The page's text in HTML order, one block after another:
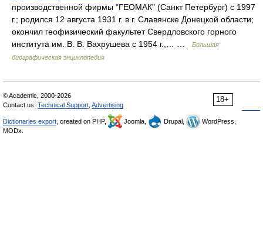
производственной фирмы "ГЕОМАК" (Санкт Петербург) с 1997
г.; родился 12 августа 1931 г. в г. Славянске Донецкой области;
окончил геофизический факультет Свердловского горного
института им. В. В. Вахрушева с 1954 г.,… …
Большая
биографическая энциклопедия
18+
© Academic, 2000-2026
Contact us: Technical Support Advertising
Dictionaries export , created on PHP, Joomla, Drupal,
WordPress,
MODx.